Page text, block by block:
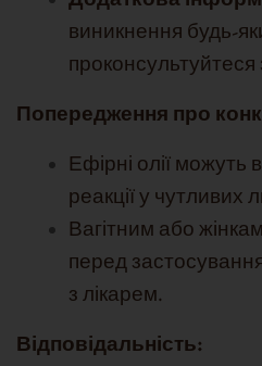
виникнення будь-
проконсультуйтеся
Попередження про
Ефірні олії можуть
реакції у чутливих
Вагітним або
перед
з лікарем.
Відповідальність: